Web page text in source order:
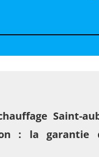
Saint-
: la garantie